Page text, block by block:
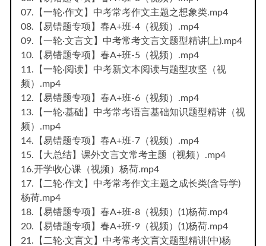
07.【一轮·作文】中考常考作文主题之想象类.mp4
08.【易错题专项】春A+班-4（视频）.mp4
09.【一轮·文言文】中考常考文言文题型精讲(上).mp4
10.【易错题专项】春A+班-5（视频）.mp4
11.【一轮·阅读】中考新文本阅读与题型攻坚（视
频）.mp4
12.【易错题专项】春A+班-6（视频）.mp4
13.【一轮·基础】中考常考语言基础知识题型精讲（视
频）.mp4
14.【易错题专项】春A+班-7（视频）.mp4
15.【大总结】课外文言文常考主题（视频）.mp4
16.开学收心课（视频）杨荷.mp4
17.【二轮·作文】中考常考作文主题之成长类(含导学)
杨荷.mp4
18.【易错题专项】春A+班-8（视频）(1)杨荷.mp4
20.【易错题专项】春A+班-9（视频）(1)杨荷.mp4
21.【二轮·文言文】中考常考文言文题型精讲(中)杨